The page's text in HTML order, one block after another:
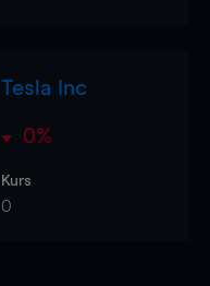
Tesla Inc
0%
Kurs
0